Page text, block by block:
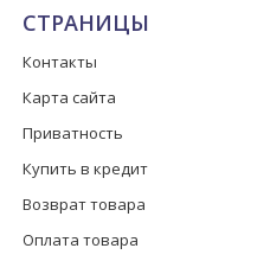
СТРАНИЦЫ
Контакты
Карта сайта
Приватность
Купить в кредит
Возврат товара
Оплата товара